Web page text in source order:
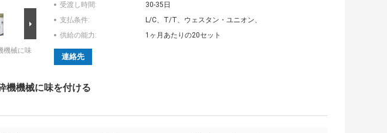
機械に味
受渡し時間:
30-35日
支払条件:
L/C、T/T、ウェスタン・ユニオン、
供給の能力:
1ヶ月あたりの20セット
連絡先
機機械に味を付ける